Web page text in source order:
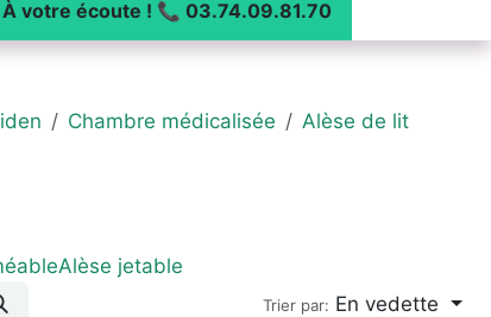
┃ Nos réalisations
À votre écoute ! 📞 03.74.09.81.70
Chambre médicalisée
Alèse de lit
Alèse jetable
Trier par: En vedette